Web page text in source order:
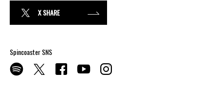
X SHARE
Spincoaster SNS